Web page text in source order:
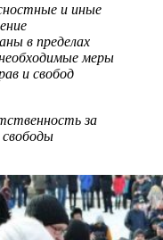
и иные
в пределах
меры
и свобод
за